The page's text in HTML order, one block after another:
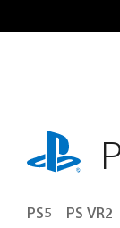
para
PS5 PS VR2